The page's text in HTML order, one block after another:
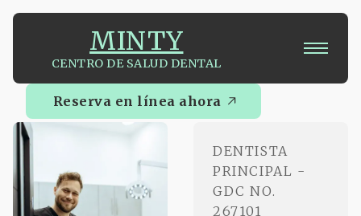
MINTY
CENTRO DE SALUD DENTAL
Reserva en línea ahora
DENTISTA
PRINCIPAL -
GDC NO.
267101